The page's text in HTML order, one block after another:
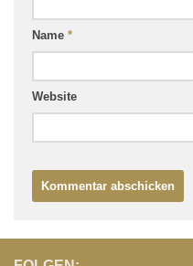
Name *
Website